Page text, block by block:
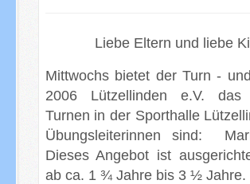
Liebe Eltern und liebe
Mittwochs bietet der Turn -
2006 Lützellinden e.V. das
Turnen in der Sporthalle
Übungsleiterinnen sind:
Dieses Angebot ist
ab ca. 1 ¾ Jahre bis 3 ½ Jahre.